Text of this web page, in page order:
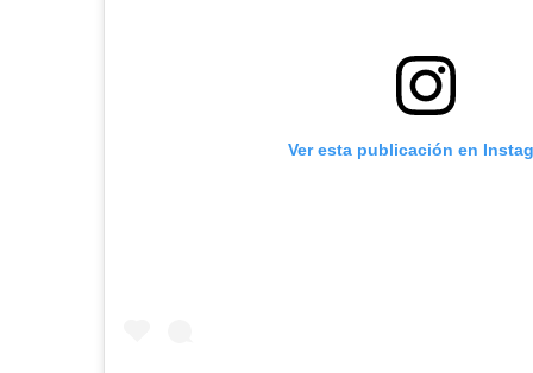
Ver esta publicación en